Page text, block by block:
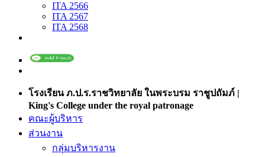
ITA 2566
ITA 2567
ITA 2568
โรงเรียน ภ.ป.ร.ราชวิทยาลัย ในพระบรม ราชูปถัมภ์ |
King's College under the royal patronage
คณะผู้บริหาร
ส่วนงาน
กลุ่มบริหารงาน